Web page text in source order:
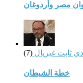
مصر وأردوغان
ثابت غبريال (7)
خطة الشيطان